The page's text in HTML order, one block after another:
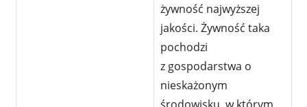
żywność najwyższej
jakości. Żywność taka
pochodzi
z gospodarstwa o
nieskażonym